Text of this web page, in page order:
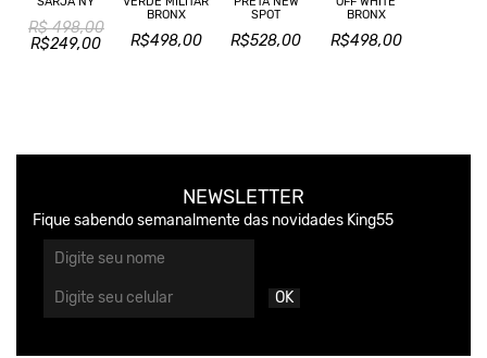
R$ 498,00
R$249,00
BRONX
R$498,00
SPOT
R$528,00
BRONX
R$498,00
NEWSLETTER
Fique sabendo semanalmente das novidades King55
OK